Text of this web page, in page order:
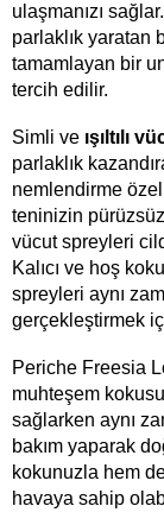
ulaşmanızı
parlaklık yaratan
tamamlayan bir
tercih edilir.
Simli ve ışıltılı
parlaklık
nemlendirme
teninizin
vücut spreyleri
Kalıcı ve hoş
spreyleri aynı
gerçekleştirmek
Periche Freesia
muhteşem
sağlarken aynı
bakım yaparak
kokunuzla hem
havaya sahip